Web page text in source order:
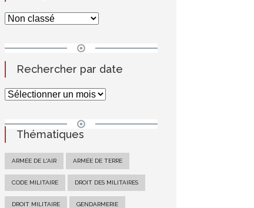
Rechercher par date
Thématiques
ARMÉE DE L'AIR ARMÉE DE TERRE
CODE MILITAIRE DROIT DES MILITAIRES
DROIT MILITAIRE GENDARMERIE